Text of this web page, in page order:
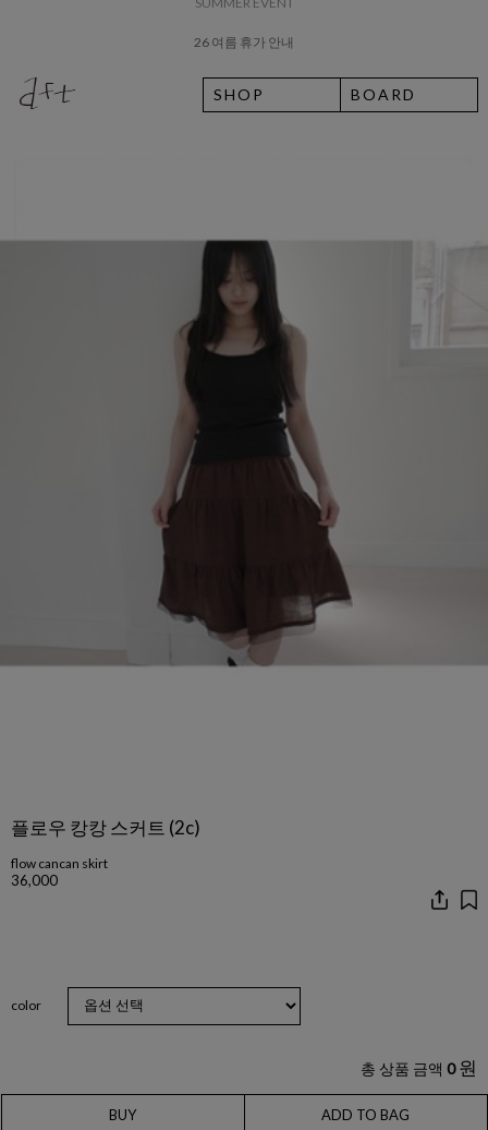
SHOP BOARD
플로우 캉캉 스커트 (2c)
flow cancan skirt
36,000
color
총 상품 금액 0 원
BUY ADD TO BAG